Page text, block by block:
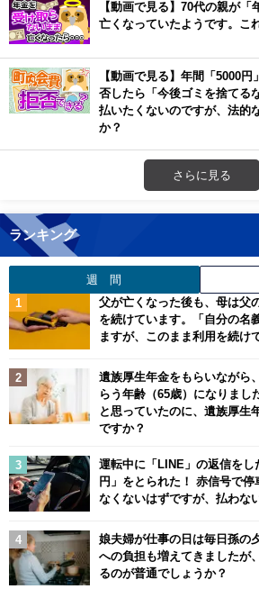
【動画で見る】70代の親が「
亡くなっていたようです。こ
【動画で見る】年間「5000
否したら「今後ゴミを捨てる
払いたくないのですが、法的
か？
さらに見る
ランキング
週 間
父が亡くなった後も、母は父
を続けています。「自分の名
ますが、このまま利用を続け
遺族厚生年金をもらいながら
らう年齢（65歳）になりまし
と思っていたのに、遺族厚生
ですか？
運転中に「LINE」の返信をし
円」をとられた！ 赤信号で
なくないはずですが、払わな
娘夫婦が仕事の日は毎日孫の
への負担も増えてきましたが
るのが普通でしょうか？